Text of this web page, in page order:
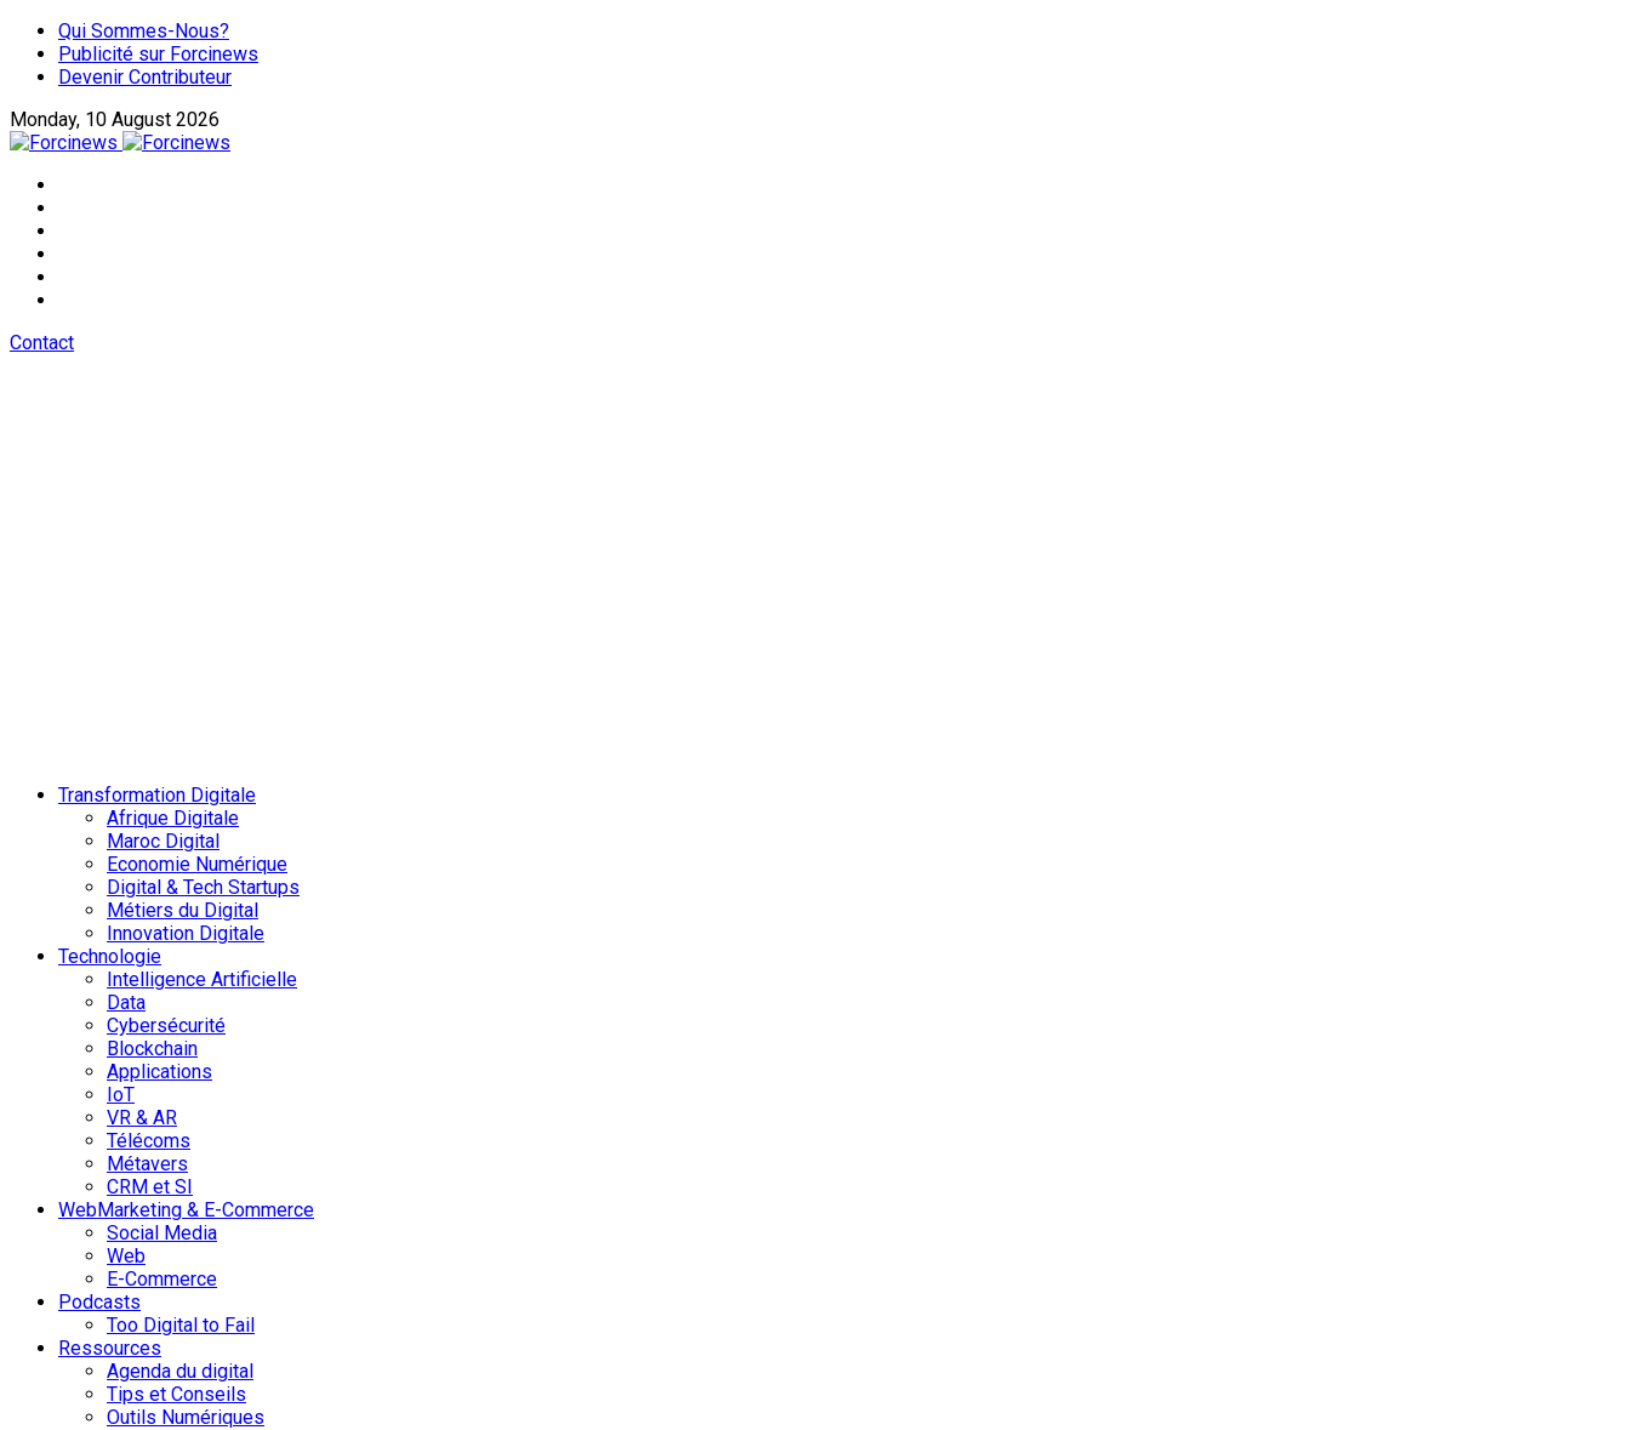
Qui Sommes-Nous?
Publicité sur Forcinews
Devenir Contributeur
Monday, 10 August 2026
Contact
Transformation Digitale
Afrique Digitale
Maroc Digital
Economie Numérique
Digital & Tech Startups
Métiers du Digital
Innovation Digitale
Technologie
Intelligence Artificielle
Data
Cybersécurité
Blockchain
Applications
IoT
VR & AR
Télécoms
Métavers
CRM et SI
WebMarketing & E-Commerce
Social Media
Web
E-Commerce
Podcasts
Too Digital to Fail
Ressources
Agenda du digital
Tips et Conseils
Outils Numériques